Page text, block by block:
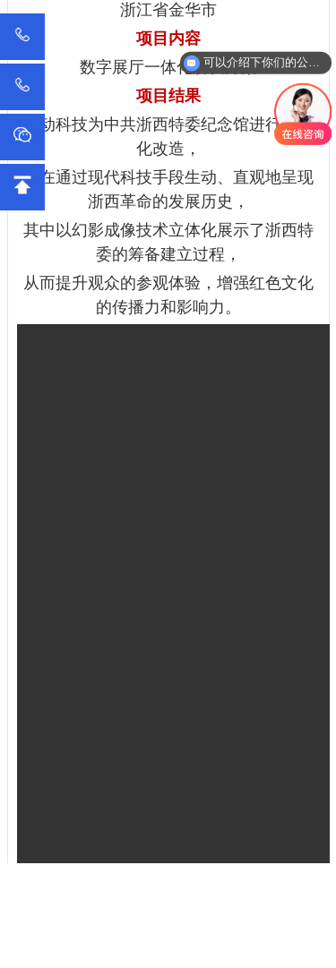
浙江省金华市
项目内容
数字展厅一体化解决方案
项目结果
擎动科技为中共浙西特委纪念馆进行数字
化改造，
旨在通过现代科技手段生动、直观地呈现
浙西革命的发展历史，
其中以幻影成像技术立体化展示了浙西特
委的筹备建立过程，
从而提升观众的参观体验，增强红色文化
的传播力和影响力。
可以介绍下你们的公司么？